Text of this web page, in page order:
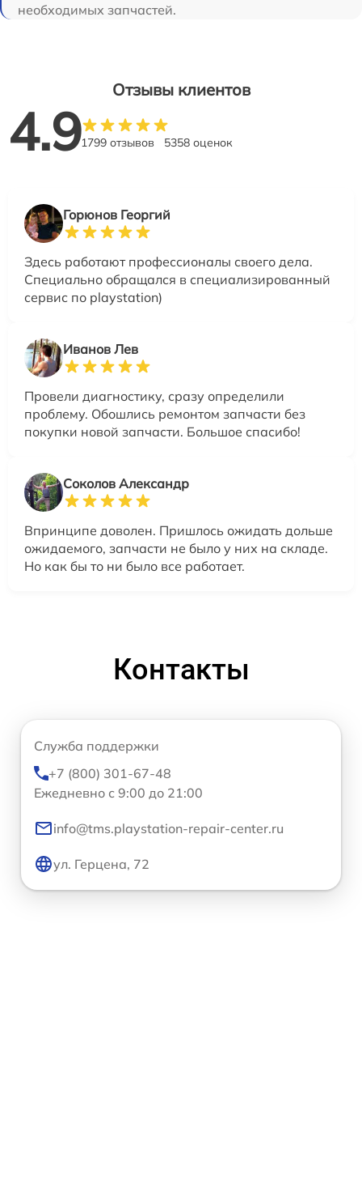
необходимых запчастей.
Отзывы клиентов
4.91799 отзывов 5358 оценок
Горюнов Георгий
Здесь работают профессионалы своего дела.
Специально обращался в специализированный
сервис по playstation)
Иванов Лев
Провели диагностику, сразу определили
проблему. Обошлись ремонтом запчасти без
покупки новой запчасти. Большое спасибо!
Соколов Александр
Впринципе доволен. Пришлось ожидать дольше
ожидаемого, запчасти не было у них на складе.
Но как бы то ни было все работает.
Контакты
Служба поддержки
+7 (800) 301-67-48
Ежедневно с 9:00 до 21:00
info@tms.playstation-repair-center.ru
ул. Герцена, 72